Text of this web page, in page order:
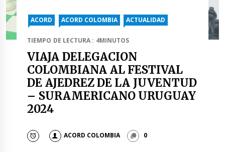
ACORD ACORD COLOMBIA ACTUALIDAD
TIEMPO DE LECTURA : 4MINUTOS
VIAJA DELEGACION
COLOMBIANA AL FESTIVAL
DE AJEDREZ DE LA JUVENTUD
– SURAMERICANO URUGUAY
2024
ACORD COLOMBIA 0